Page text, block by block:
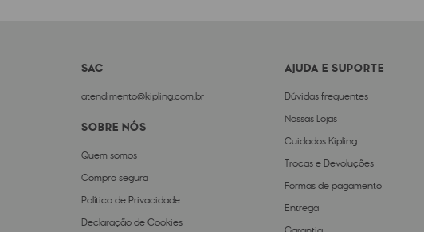
SAC
atendimento@kipling.com.br
SOBRE NÓS
Quem somos
Compra segura
Política de Privacidade
Declaração de Cookies
AJUDA E SUPORTE
Dúvidas frequentes
Nossas Lojas
Cuidados Kipling
Trocas e Devoluções
Formas de pagamento
Entrega